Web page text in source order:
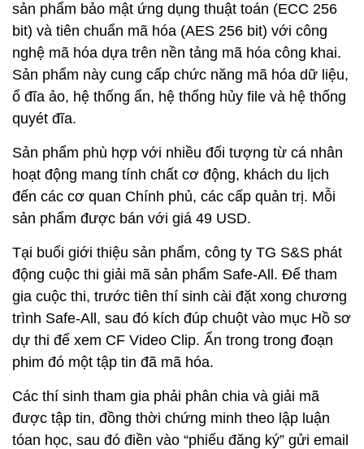
sản phẩm bảo mật ứng dụng thuật toán (ECC 256
bit) và tiên chuẩn mã hóa (AES 256 bit) với công
nghệ mã hóa dựa trên nền tảng mã hóa công khai.
Sản phẩm này cung cấp chức năng mã hóa dữ liệu,
ổ đĩa ảo, hệ thống ẩn, hệ thống hủy file và hệ thống
quyét đĩa.
Sản phẩm phù hợp với nhiều đối tượng từ cá nhân
hoạt động mang tính chất cơ động, khách du lịch
đến các cơ quan Chính phủ, các cấp quản trị. Mỗi
sản phẩm được bán với giá 49 USD.
Tại buổi giới thiệu sản phẩm, công ty TG S&S phát
động cuộc thi giải mã sản phẩm Safe-All. Để tham
gia cuộc thi, trước tiên thí sinh cài đặt xong chương
trình Safe-All, sau đó kích đúp chuột vào mục Hồ sơ
dự thi để xem CF Video Clip. Ẩn trong trong đoạn
phim đó một tập tin đã mã hóa.
Các thí sinh tham gia phải phân chia và giải mã
được tập tin, đồng thời chứng minh theo lập luận
tóan học, sau đó điền vào “phiếu đăng ký” gửi email